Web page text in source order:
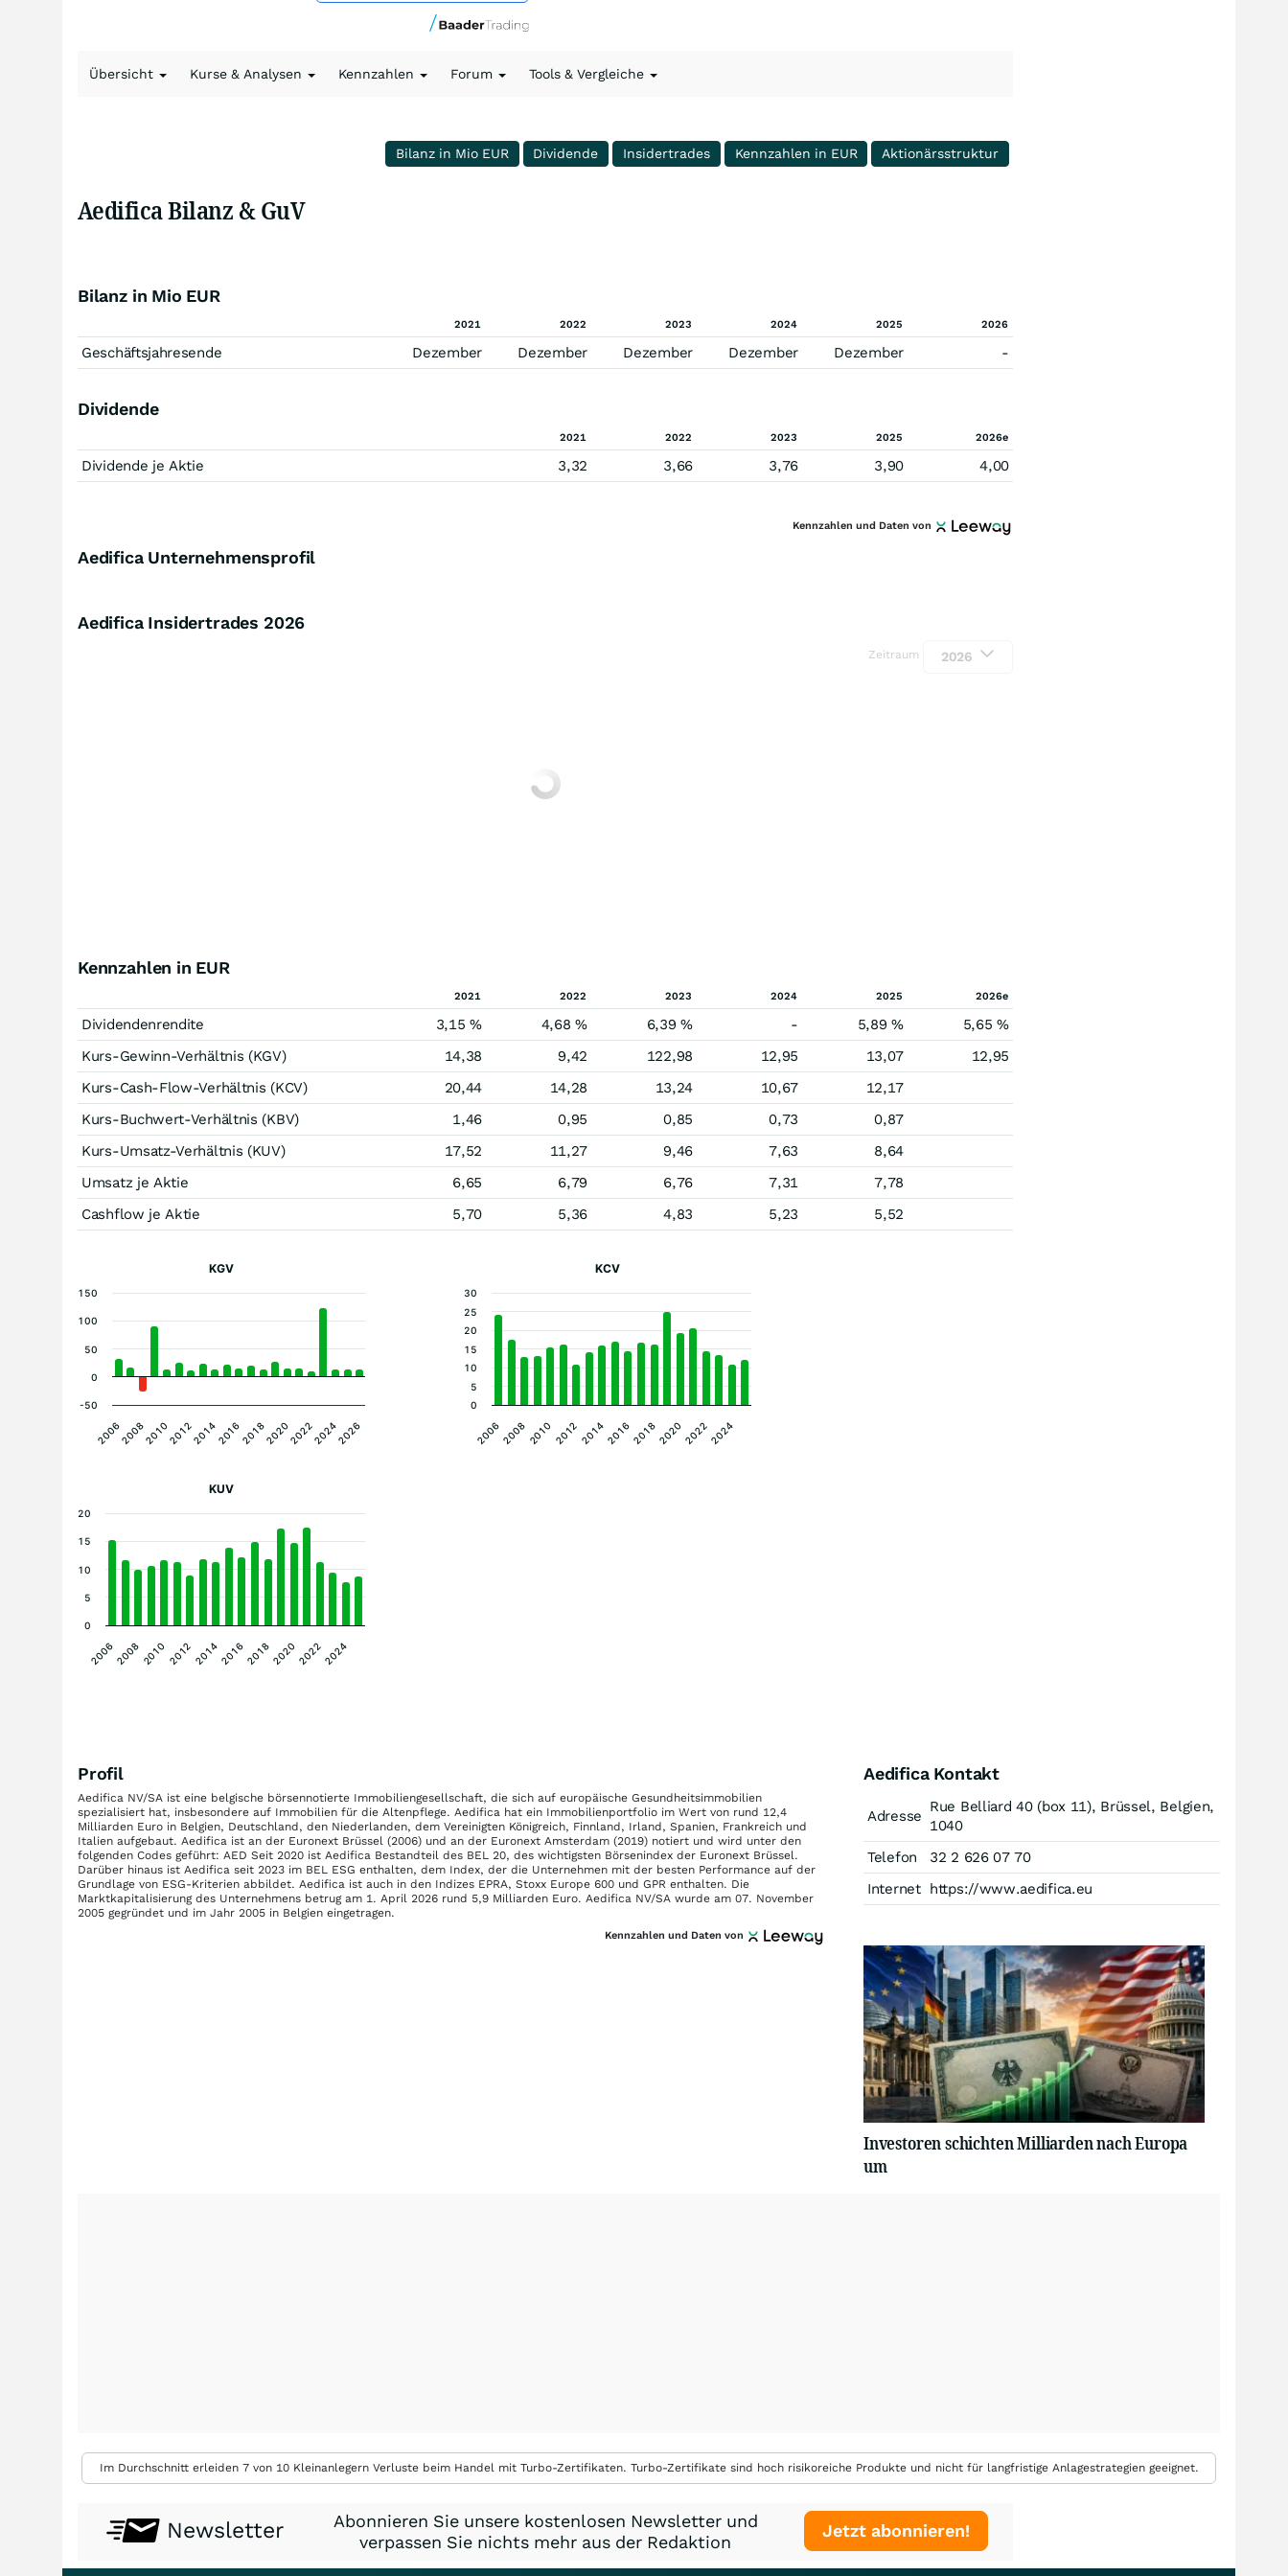
Übersicht Kurse & Analysen Kennzahlen Forum Tools & Vergleiche
Bilanz in Mio EUR Dividende Insidertrades Kennzahlen in EUR Aktionärsstruktur
Aedifica Bilanz & GuV
Bilanz in Mio EUR
2021 2022 2023 2024 2025 2026
Geschäftsjahresende Dezember Dezember Dezember Dezember Dezember -
Dividende
2021 2022 2023 2025 2026e
Dividende je Aktie 3,32 3,66 3,76 3,90 4,00
Kennzahlen und Daten von
Aedifica Unternehmensprofil
Aedifica Insidertrades 2026
Zeitraum 2026
Kennzahlen in EUR
2021 2022 2023 2024 2025 2026e
Dividendenrendite 3,15 % 4,68 % 6,39 % - 5,89 %
5,65 %
Kurs-Gewinn-Verhältnis (KGV)
14,38 9,42 122,98 12,95 13,07
12,95
Kurs-Cash-Flow-Verhältnis (KCV)
20,44 14,28 13,24 10,67
12,17
Kurs-Buchwert-Verhältnis (KBV)
1,46 0,95 0,85 0,73
0,87
Kurs-Umsatz-Verhältnis (KUV)
17,52 11,27 9,46 7,63
8,64
Umsatz je Aktie
6,65 6,79 6,76 7,31
7,78
Cashflow je Aktie
5,70 5,36 4,83 5,23 5,52
KGV
20062008201020122014201620182020202220242026
-50
0
50
100
150
KCV
200620082010 2012201420162018202020222024
0
5
10
15
20
25
30
KUV
200620082010 2012201420162018202020222024
0
5
10
15
20
Profil
Aedifica NV/SA ist eine belgische börsennotierte Immobiliengesellschaft, die sich auf europäische Gesundheitsimmobilien
spezialisiert hat, insbesondere auf Immobilien für die Altenpflege. Aedifica hat ein Immobilienportfolio im Wert von rund 12,4
Milliarden Euro in Belgien, Deutschland, den Niederlanden, dem Vereinigten Königreich, Finnland, Irland, Spanien, Frankreich und
Italien aufgebaut. Aedifica ist an der Euronext Brüssel (2006) und an der Euronext Amsterdam (2019) notiert und wird unter den
folgenden Codes geführt: AED Seit 2020 ist Aedifica Bestandteil des BEL 20, des wichtigsten Börsenindex der Euronext Brüssel.
Darüber hinaus ist Aedifica seit 2023 im BEL ESG enthalten, dem Index, der die Unternehmen mit der besten Performance auf der
Grundlage von ESG-Kriterien abbildet. Aedifica ist auch in den Indizes EPRA, Stoxx Europe 600 und GPR enthalten. Die
Marktkapitalisierung des Unternehmens betrug am 1. April 2026 rund 5,9 Milliarden Euro. Aedifica NV/SA wurde am 07. November
2005 gegründet und im Jahr 2005 in Belgien eingetragen.
Kennzahlen und Daten von
Aedifica Kontakt
Adresse
Rue Belliard 40 (box 11), Brüssel, Belgien,
1040
Telefon
32 2 626 07 70
Internet https://www.aedifica.eu
Investoren schichten Milliarden nach Europa
um
Im Durchschnitt erleiden 7 von 10 Kleinanlegern Verluste beim Handel mit Turbo-Zertifikaten. Turbo-Zertifikate sind hoch risikoreiche Produkte und nicht für langfristige Anlagestrategien geeignet.
Newsletter
Abonnieren Sie unsere kostenlosen Newsletter und
verpassen Sie nichts mehr aus der Redaktion
Jetzt abonnieren!